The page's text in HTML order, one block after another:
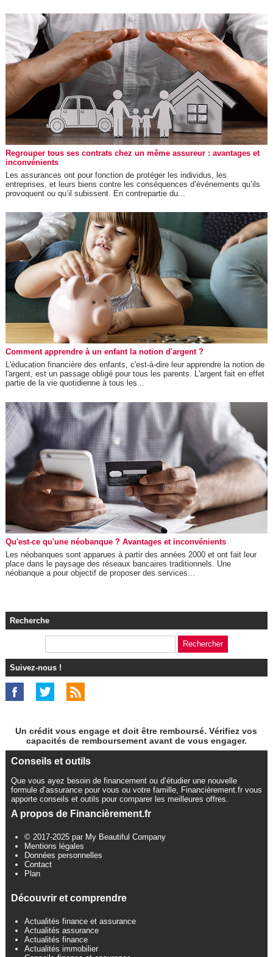
Regrouper tous ses contrats chez un même assureur : avantages et
inconvénients
Les assurances ont pour fonction de protéger les individus, les
entreprises, et leurs biens contre les conséquences d’événements qu’ils
provoquent ou qu’il subissent. En contrepartie du...
Comment apprendre à un enfant la notion d'argent ?
L'éducation financière des enfants, c'est-à-dire leur apprendre la notion de
l'argent, est un passage obligé pour tous les parents. L'argent fait en effet
partie de la vie quotidienne à tous les...
Qu'est-ce qu'une néobanque ? Avantages et inconvénients
Les néobanques sont apparues à partir des années 2000 et ont fait leur
place dans le paysage des réseaux bancaires traditionnels. Une
néobanque a pour objectif de proposer des services...
Recherche
Suivez-nous !
Un crédit vous engage et doit être remboursé. Vérifiez vos
capacités de remboursement avant de vous engager.
Conseils et outils
Que vous ayez besoin de financement ou d’étudier une nouvelle
formule d’assurance pour vous ou votre famille, Financièrement.fr vous
apporte conseils et outils pour comparer les meilleures offres.
A propos de Financièrement.fr
© 2017-2025 par My Beautiful Company
Mentions légales
Données personnelles
Contact
Plan
Découvrir et comprendre
Actualités finance et assurance
Actualités assurance
Actualités finance
Actualités immobilier